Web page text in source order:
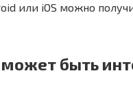
или iOS можно
быть